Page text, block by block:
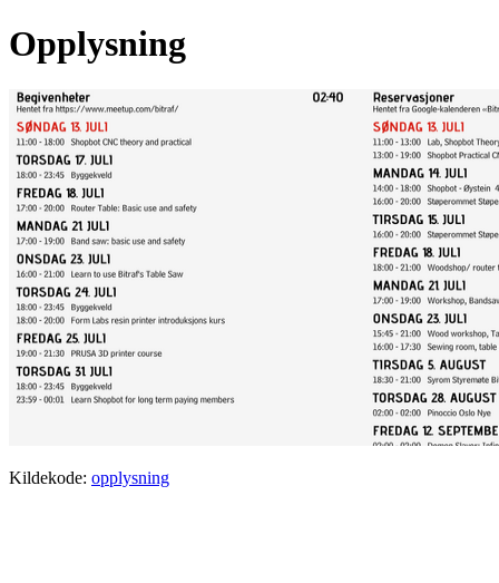
Opplysning
Kildekode: opplysning